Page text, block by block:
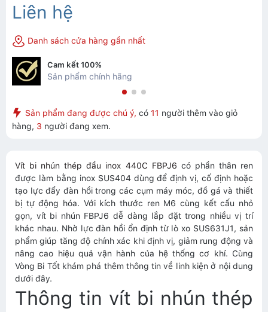
Liên hệ
Danh sách cửa hàng gần nhất
Cam kết 100%
Sản phẩm chính hãng
Sản phẩm đang được chú ý, có 11 người thêm vào giỏ
hàng, 3 người đang xem.
Vít bi nhún thép đầu inox 440C FBPJ6 có phần thân ren
được làm bằng inox SUS404 dùng để định vị, cố định hoặc
tạo lực đẩy đàn hồi trong các cụm máy móc, đồ gá và thiết
bị tự động hóa. Với kích thước ren M6 cùng kết cấu nhỏ
gọn, vít bi nhún FBPJ6 dễ dàng lắp đặt trong nhiều vị trí
khác nhau. Nhờ lực đàn hồi ổn định từ lò xo SUS631J1, sản
phẩm giúp tăng độ chính xác khi định vị, giảm rung động và
nâng cao hiệu quả vận hành của hệ thống cơ khí. Cùng
Vòng Bi Tốt khám phá thêm thông tin về linh kiện ở nội dung
dưới đây.
Thông tin vít bi nhún thép